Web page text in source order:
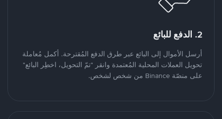
2. الدفع للبائع
أرسل الأموال إلى البائع عبر طرق الدفع المُقترحة. أكمل مُعاملة
تحويل العملات المحلية المُعتمدة وانقر "تمّ التحويل، اخطِر البائع"
على منصّة Binance من شخص لشخص.